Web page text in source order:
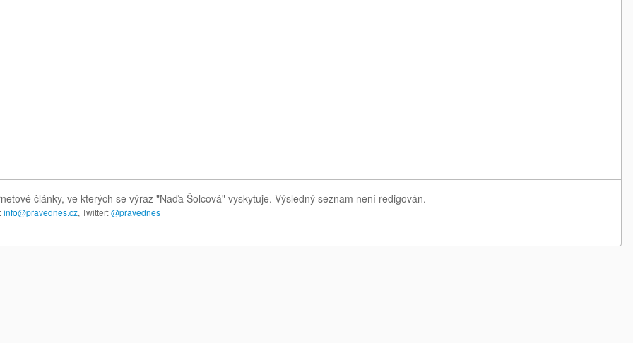
články, ve kterých se výraz "Naďa Šolcová" vyskytuje. Výsledný seznam není redigován.
info@pravednes.cz, Twitter:@pravednes